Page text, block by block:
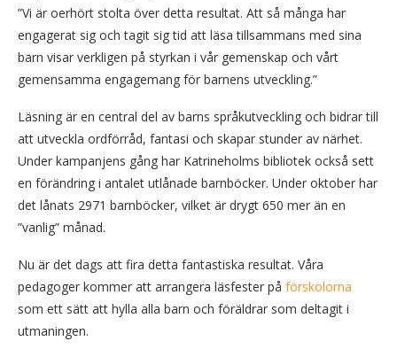
”Vi är oerhört stolta över detta resultat. Att så många har
engagerat sig och tagit sig tid att läsa tillsammans med sina
barn visar verkligen på styrkan i vår gemenskap och vårt
gemensamma engagemang för barnens utveckling.”
Läsning är en central del av barns språkutveckling och bidrar till
att utveckla ordförråd, fantasi och skapar stunder av närhet.
Under kampanjens gång har Katrineholms bibliotek också sett
en förändring i antalet utlånade barnböcker. Under oktober har
det lånats 2971 barnböcker, vilket är drygt 650 mer än en
”vanlig” månad.
Nu är det dags att fira detta fantastiska resultat. Våra
pedagoger kommer att arrangera läsfester på förskolorna
som ett sätt att hylla alla barn och föräldrar som deltagit i
utmaningen.